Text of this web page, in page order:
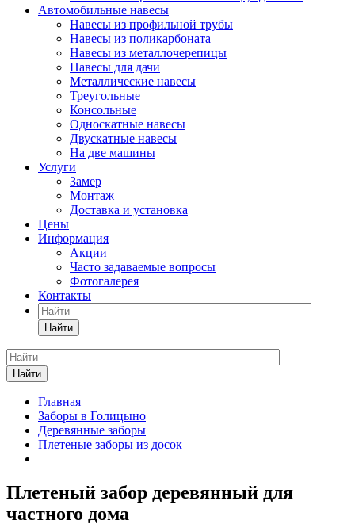
Автомобильные навесы
Навесы из профильной трубы
Навесы из поликарбоната
Навесы из металлочерепицы
Навесы для дачи
Металлические навесы
Треугольные
Консольные
Односкатные навесы
Двускатные навесы
На две машины
Услуги
Замер
Монтаж
Доставка и установка
Цены
Информация
Акции
Часто задаваемые вопросы
Фотогалерея
Контакты
Найти
Найти
Главная
Заборы в Голицыно
Деревянные заборы
Плетеные заборы из досок
Плетеный забор деревянный для
частного дома